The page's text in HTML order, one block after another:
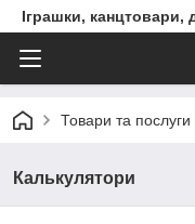
Іграшки, канцтовари,
Товари та послуги
Калькулятори